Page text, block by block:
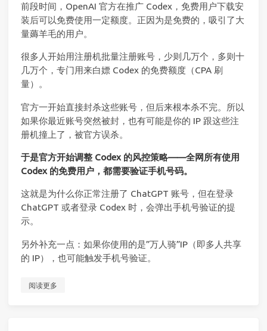
前段时间，OpenAI 官方在推广 Codex，免费用户下载安
装后可以免费使用一定额度。正因为是免费的，吸引了大
量薅羊毛的用户。
很多人开始用注册机批量注册账号，少则几万个，多则十
几万个，专门用来白嫖 Codex 的免费额度（CPA 刷
量）。
官方一开始直接封杀这些账号，但后来根本杀不完。所以
如果你最近账号突然被封，也有可能是你的 IP 跟这些注
册机撞上了，被官方误杀。
于是官方开始调整 Codex 的风控策略——全网所有使用
Codex 的免费用户，都需要验证手机号码。
这就是为什么你正常注册了 ChatGPT 账号，但在登录
ChatGPT 或者登录 Codex 时，会弹出手机号验证的提
示。
另外补充一点：如果你使用的是”万人骑”IP（即多人共享
的 IP），也可能触发手机号验证。
阅读更多